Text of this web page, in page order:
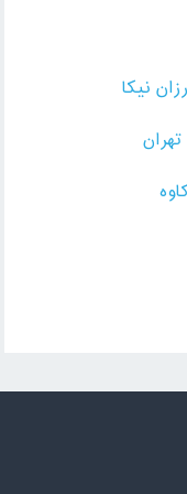
نیکا